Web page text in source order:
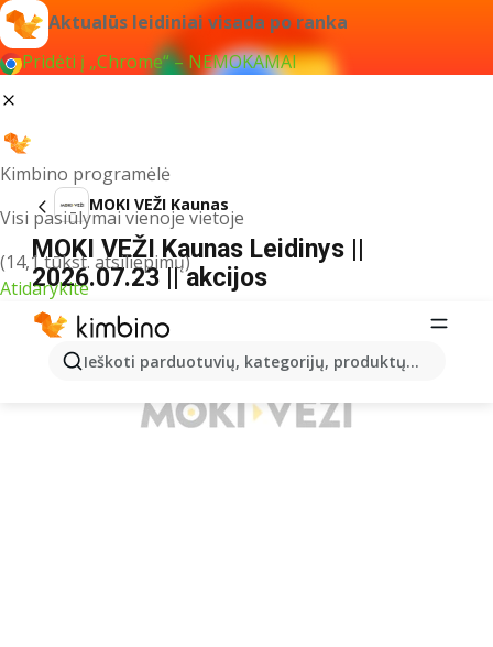
Aktualūs leidiniai visada po ranka
Pridėti į „Chrome“ – NEMOKAMAI
Kimbino programėlė
Visi pasiūlymai vienoje vietoje
(14,1 tūkst. atsiliepimų)
Atidarykite
Ieškoti parduotuvių, kategorijų, produktų...
MOKI VEŽI Kaunas
MOKI VEŽI Kaunas Leidinys ||
2026.07.23 || akcijos